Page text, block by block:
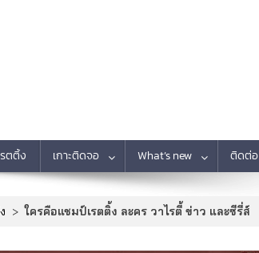
ตติ้ง เกาะติดจอ What’s new ติดต่อ
> ใครคือแชมป์เรตติ้ง ละคร วาไรตี้ ข่าว และซีรี่ส์